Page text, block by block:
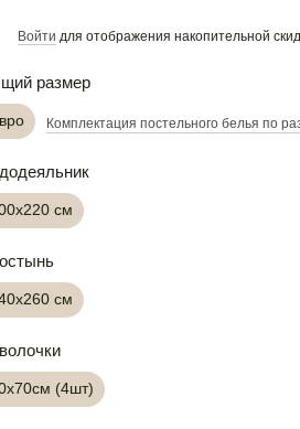
Войти для отображения накопительной
размер
Комплектация постельного белья по
см
см
(4шт)